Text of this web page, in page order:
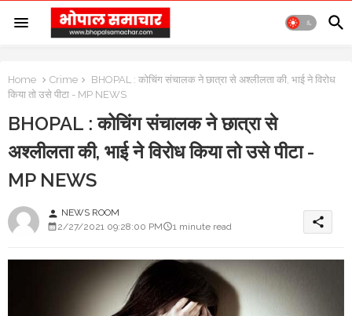
Home Crime
BHOPAL : कोचिंग संचालक ने छात्रा से अश्लीलता की, भाई ने विरोध
किया तो उसे पीटा - MP NEWS
BHOPAL : कोचिंग संचालक ने छात्रा से
अश्लीलता की, भाई ने विरोध किया तो उसे पीटा -
MP NEWS
person NEWS ROOM
2/27/2021 09:28:00 PM
1 minute read share